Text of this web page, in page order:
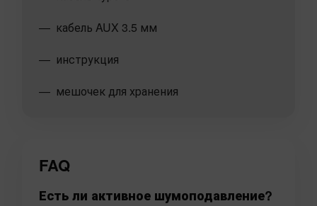
кабель AUX 3.5 мм
инструкция
мешочек для хранения
FAQ
Есть ли активное шумоподавление?